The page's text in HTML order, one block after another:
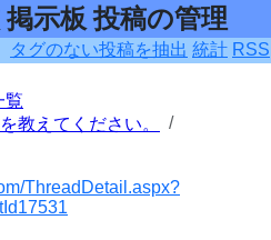
示板 投稿の管理
タグのない投稿を抽出 統計 RSS
覧
教えてください。
ThreadDetail.aspx?